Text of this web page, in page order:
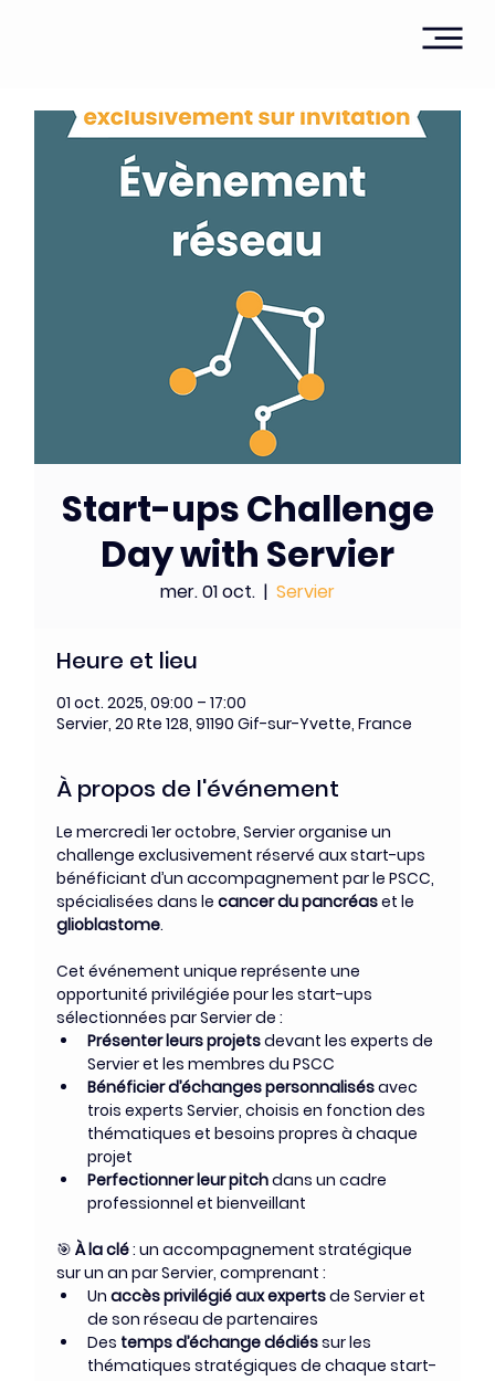
Start-ups Challenge
Day with Servier
mer. 01 oct.
  |
Servier
Heure et lieu
01 oct. 2025, 09:00 – 17:00
Servier, 20 Rte 128, 91190 Gif-sur-Yvette, France
À propos de l'événement
Le mercredi 1er octobre, Servier organise un
challenge exclusivement réservé aux start-ups
bénéficiant d’un accompagnement par le PSCC,
spécialisées dans le cancer du pancréas et le
glioblastome.
Cet événement unique représente une
opportunité privilégiée pour les start-ups
sélectionnées par Servier de :
Présenter leurs projets devant les experts de
Servier et les membres du PSCC
Bénéficier d’échanges personnalisés avec
trois experts Servier, choisis en fonction des
thématiques et besoins propres à chaque
projet
Perfectionner leur pitch dans un cadre
professionnel et bienveillant
🎯 À la clé : un accompagnement stratégique
sur un an par Servier, comprenant :
Un accès privilégié aux experts de Servier et
de son réseau de partenaires
Des temps d’échange dédiés sur les
thématiques stratégiques de chaque start-